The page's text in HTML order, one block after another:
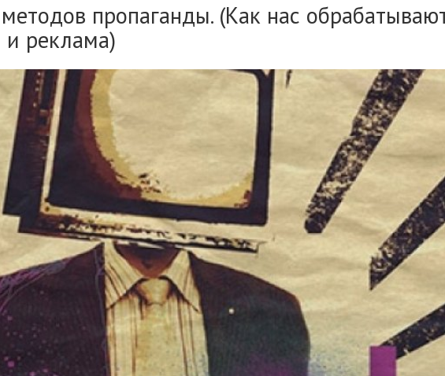
пропаганды. (Как нас
реклама)